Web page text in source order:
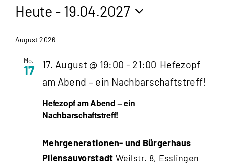
Heute - 19.04.2027
wählen.
August 2026
Mo.
17
Hefezopf am Abend – ein
Nachbarschaftstreff!
17. August @ 19:00 - 21:00 Hefezopf
am Abend – ein Nachbarschaftstreff!
Mehrgenerationen- und Bürgerhaus
Pliensauvorstadt Weilstr. 8, Esslingen